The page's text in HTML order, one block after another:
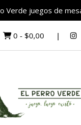
Verde juegos de
0 - $0,00